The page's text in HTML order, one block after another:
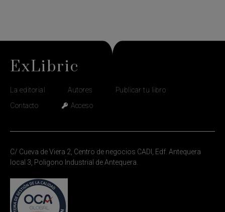
ExLibric
La editorial Autores
Publicar tu libro
Contacto
Acceso
C/ Cueva de Viera 2, Centro de negocios CADI, Edf. Antequera
local 3, Poligono Industrial de Antequera.